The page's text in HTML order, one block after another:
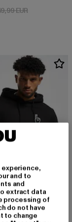
21,00 EUR
EURAktionspreis:
and to
and
extract data
processing of
do not have
to change